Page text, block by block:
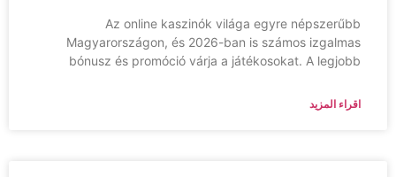
Az online kaszinók világa egyre népszerűbb
Magyarországon, és 2026-ban is számos izgalmas
bónusz és promóció várja a játékosokat. A legjobb
اقراء المزيد